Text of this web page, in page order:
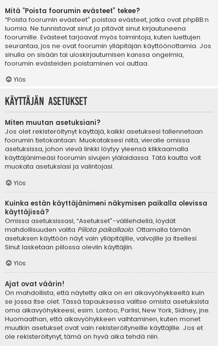
Mitä “Poista foorumin evästeet” tekee?
“Poista foorumin evästeet” poistaa evästeet, jotka ovat phpBB:n
luomia. Ne tunnistavat sinut ja pitävät sinut kirjautuneena
foorumille. Evästeet tarjoavat myös toimintoja, kuten luettujen
seurantaa, jos ne ovat foorumin ylläpitäjän käyttöönottamia. Jos
sinulla on sisään tai uloskirjautumisen kanssa ongelmia,
foorumin evästeiden poistaminen voi auttaa.
Ylös
Käyttäjän asetukset
Miten muutan asetuksiani?
Jos olet rekisteröitynyt käyttäjä, kaikki asetuksesi tallennetaan
foorumin tietokantaan. Muokataksesi niitä, vieraile omissa
asetuksissa, johon vievä linkki löytyy yleensä klikkaamalla
käyttäjänimeäsi foorumin sivujen ylälaidassa. Tätä kautta voit
muokata asetuksiasi ja valintojasi.
Ylös
Kuinka estän käyttäjänimeni näkymisen paikalla olevissa
käyttäjissä?
Omissa asetuksissasi, “Asetukset”-välilehdellä, löydät
mahdollisuuden valita Piilota paikallaolo. Ottamalla tämän
asetuksen käyttöön näyt vain ylläpitäjille, valvojille ja itsellesi.
Sinut lasketaan piilossa oleviin käyttäjiin.
Ylös
Ajat ovat väärin!
On mahdollista, että näytetty aika on eri aikavyöhykkeeltä kuin
se jossa itse olet. Tässä tapauksessa valitse omista asetuksista
oma aikavyöhykkeesi, esim. Lontoo, Pariisi, New York, Sidney, jne.
Huomaathan, että aikavyöhykkeen vaihtaminen, kuten monet
muutkin asetukset ovat vain rekisteröityneille käyttäjille. Jos et
ole rekisteröitynyt, tämä on hyvä aika tehdä niin.